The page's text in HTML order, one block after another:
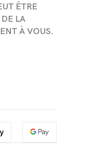
ÊTRE
DE LA
À VOUS.